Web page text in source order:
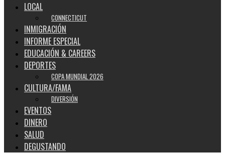
LOCAL
CONNECTICUT
INMIGRACIÓN
INFORME ESPECIAL
EDUCACIÓN & CAREERS
DEPORTES
COPA MUNDIAL 2026
CULTURA/FAMA
DIVERSIÓN
EVENTOS
DINERO
SALUD
DEGUSTANDO